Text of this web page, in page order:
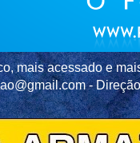
mais acessado e
-